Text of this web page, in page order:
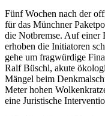
Fünf Wochen nach der
für das Münchner
die Notbremse. Auf einer
erhoben die Initiatoren
gehe um fragwürdige
Ralf Büschl, akute
Mängel beim
Meter hohen
eine Juristische